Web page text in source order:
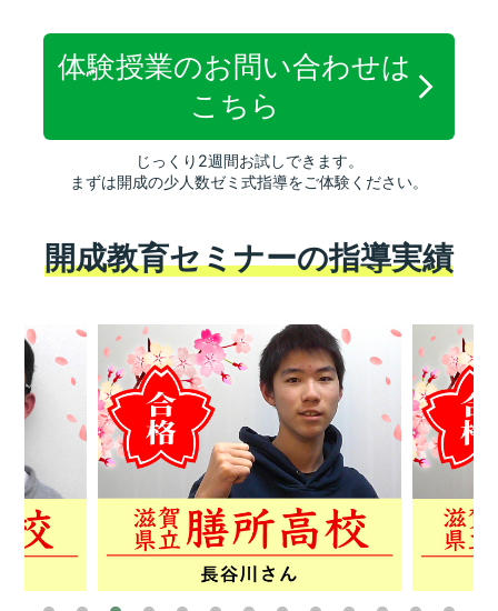
体験授業のお問い合わせは
こちら
じっくり2週間お試しできます。
まずは開成の少人数ゼミ式指導をご体験ください。
開成教育セミナーの指導実績